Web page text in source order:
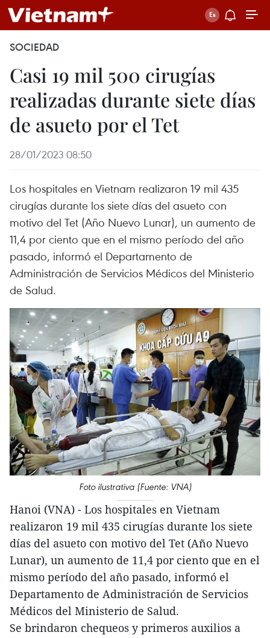
SOCIEDAD
Casi 19 mil 500 cirugías
realizadas durante siete días
de asueto por el Tet
28/01/2023 08:50
Los hospitales en Vietnam realizaron 19 mil 435
cirugías durante los siete días del asueto con
motivo del Tet (Año Nuevo Lunar), un aumento de
11,4 por ciento que en el mismo período del año
pasado, informó el Departamento de
Administración de Servicios Médicos del Ministerio
de Salud.
Foto ilustrativa (Fuente: VNA)
Hanoi (VNA) - Los hospitales en Vietnam
realizaron 19 mil 435 cirugías durante los siete
días del asueto con motivo del Tet (Año Nuevo
Lunar), un aumento de 11,4 por ciento que en el
mismo período del año pasado, informó el
Departamento de Administración de Servicios
Médicos del Ministerio de Salud.
Se brindaron chequeos y primeros auxilios a